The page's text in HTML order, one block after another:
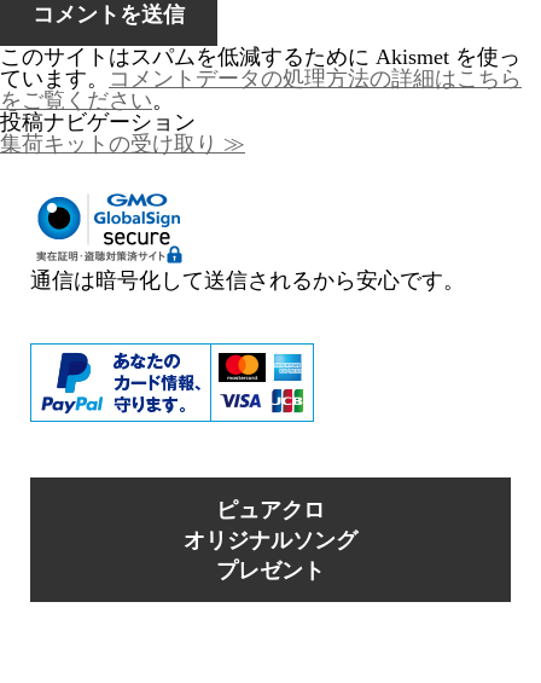
このサイトはスパムを低減するために Akismet を使っ
ています。 コメントデータの処理方法の詳細はこちら
をご覧ください。
投稿ナビゲーション
集荷キットの受け取り ≫
通信は暗号化して送信されるから安心です。
ピュアクロ
オリジナルソング
プレゼント